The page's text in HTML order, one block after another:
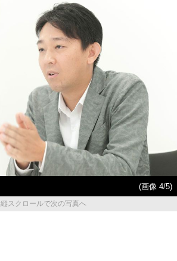
(画像 4/5)
縦スクロールで次の写真へ